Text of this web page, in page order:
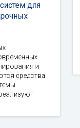
для
и
средства